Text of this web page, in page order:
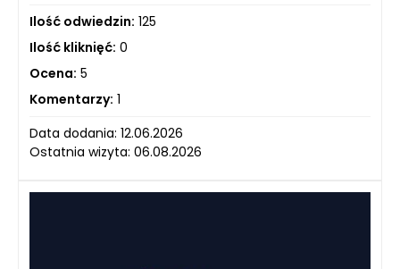
Ilość odwiedzin: 125
Ilość kliknięć: 0
Ocena: 5
Komentarzy: 1
Data dodania: 12.06.2026
Ostatnia wizyta: 06.08.2026